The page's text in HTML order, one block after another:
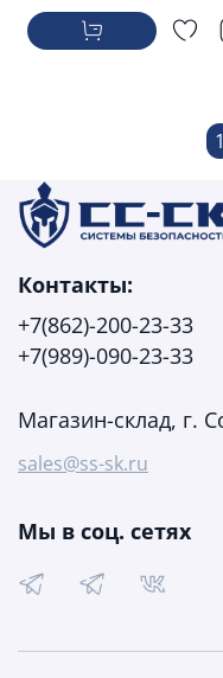
1
Контакты:
+7(862)-200-23-33
+7(989)-090-23-33
Магазин-склад, г.
sales@ss-sk.ru
Мы в соц. сетях